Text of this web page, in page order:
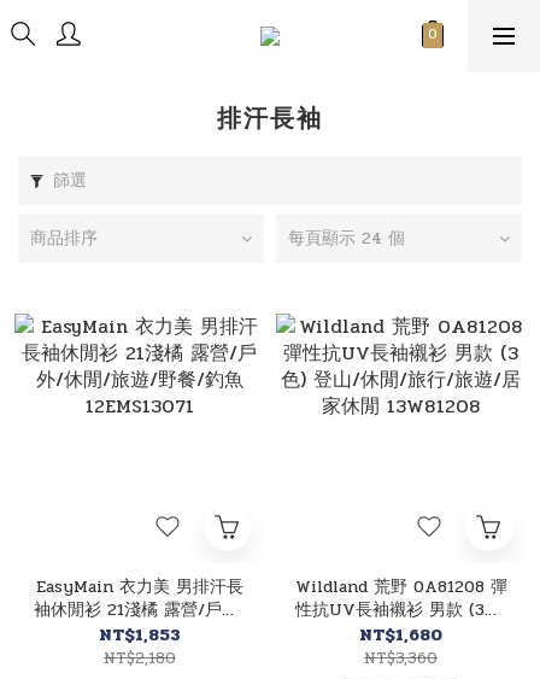
排汗長袖
篩選
商品排序 每頁顯示 24 個
EasyMain 衣力美 男排汗長
袖休閒衫 21淺橘 露營/戶外/
休閒/旅遊/野餐/釣魚
12EMS13071
NT$1,853
NT$2,180
Wildland 荒野 0A81208 彈
性抗UV長袖襯衫 男款 (3色)
登山/休閒/旅行/旅遊/居家
休閒 13W81208
NT$1,680
NT$3,360